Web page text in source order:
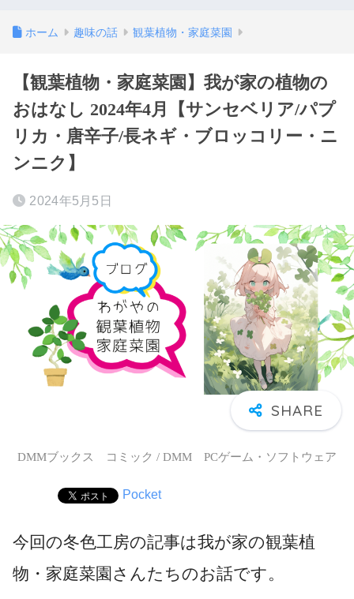
ホーム 趣味の話 観葉植物・家庭菜園
【観葉植物・家庭菜園】我が家の植物の
おはなし 2024年4月【サンセベリア/パプ
リカ・唐辛子/長ネギ・ブロッコリー・ニ
ンニク】
2024年5月5日
DMMブックス コミック / DMM PCゲーム・ソフトウェア
Pocket
今回の冬色工房の記事は我が家の観葉植
物・家庭菜園さんたちのお話です。